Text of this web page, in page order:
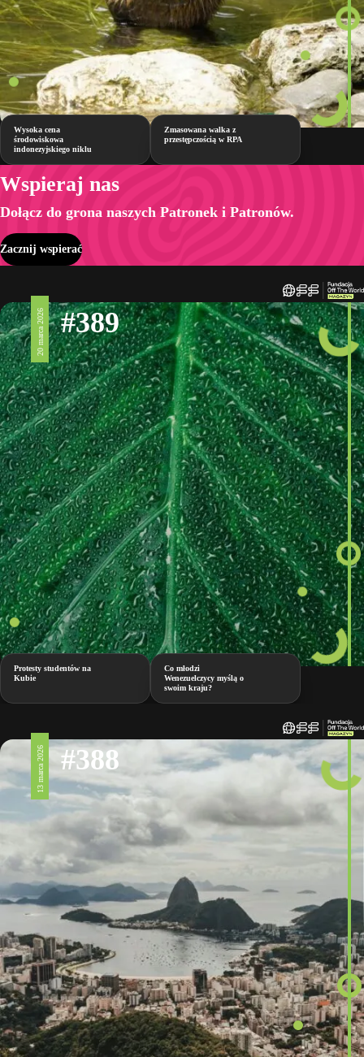
Wysoka cena
środowiskowa
indonezyjskiego niklu
Zmasowana walka z
przestępczością w RPA
Wspieraj nas
Dołącz do grona naszych Patronek i Patronów.
Zacznij wspierać
20 marca 2026 #389
Protesty studentów na
Kubie
Co młodzi
Wenezuelczycy myślą o
swoim kraju?
13 marca 2026 #388